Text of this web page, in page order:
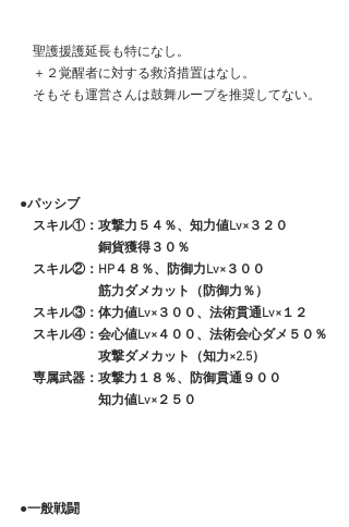
聖護援護延長も特になし。
＋２覚醒者に対する救済措置はなし。
そもそも運営さんは鼓舞ループを推奨してない。
●パッシブ
スキル①：攻撃力５４％、知力値Lv×３２０
銅貨獲得３０％
スキル②：HP４８％、防御力Lv×３００
筋力ダメカット（防御力％）
スキル③：体力値Lv×３００、法術貫通Lv×１２
スキル④：会心値Lv×４００、法術会心ダメ５０％
攻撃ダメカット（知力×2.5）
専属武器：攻撃力１８％、防御貫通９００
知力値Lv×２５０
●一般戦闘